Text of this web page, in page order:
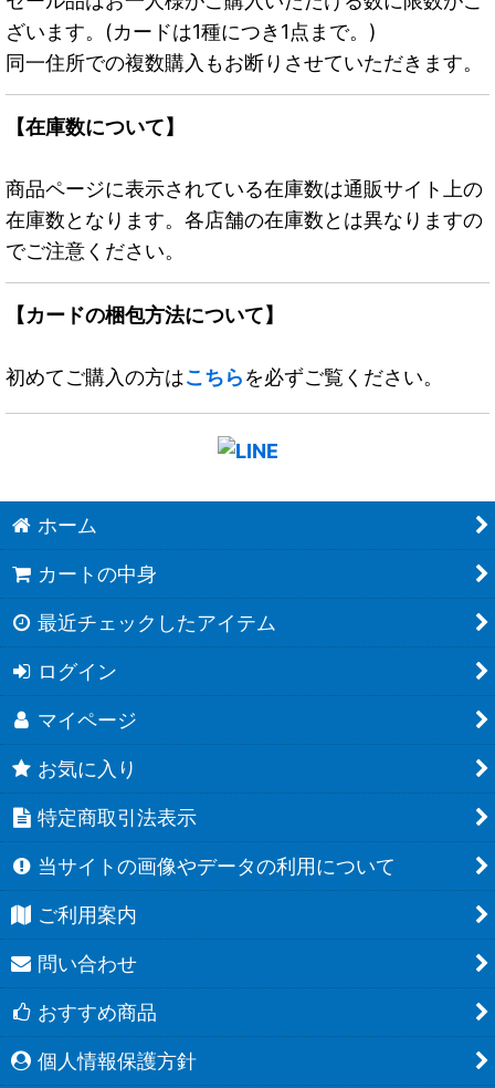
ざいます。(カードは1種につき1点まで。)
同一住所での複数購入もお断りさせていただきます。
【在庫数について】
商品ページに表示されている在庫数は通販サイト上の
在庫数となります。各店舗の在庫数とは異なりますの
でご注意ください。
【カードの梱包方法について】
初めてご購入の方はこちらを必ずご覧ください。
ホーム
カートの中身
最近チェックしたアイテム
ログイン
マイページ
お気に入り
特定商取引法表示
当サイトの画像やデータの利用について
ご利用案内
問い合わせ
おすすめ商品
個人情報保護方針